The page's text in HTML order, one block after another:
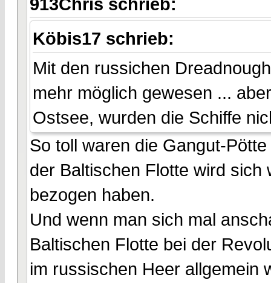
Köbis17 schrieb:
Mit den russichen
mehr möglich gewesen ...
Ostsee, wurden die Schiffe
So toll waren die Gangut-
der Baltischen Flotte wird
bezogen haben.
Und wenn man sich mal
Baltischen Flotte bei der
im russischen Heer allgemein